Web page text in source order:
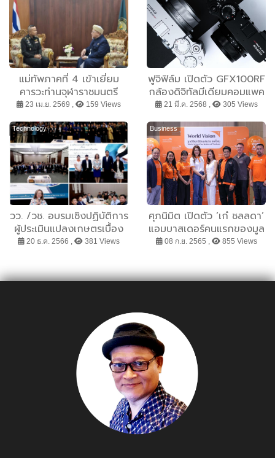
แม่ทัพภาคที่ 4 เข้าเยี่ยม
คารวะท่านจุฬาราชมนตรี
พร้อมหารือแนวทางความ
ร่วมมือสนับสนุนกิจกรรม
23 เม.ย. 2569 , 159 Views
ฟูจิฟิล์ม เปิดตัว GFX100RF
กล้องดิจิทัลมีเดียมคอมแพค
แบบเลนส์ฟิกซ์รุ่นแรกในซีรีส์
GFX ที่เล็กและเบาที่สุดเท่าที่
เคยมีมา มอบประสบการณ์
การใช้งานที่สนุก การถ่าย
ภาพที่เหนือชั้น และพกพา
ง่าย
21 มี.ค. 2568 , 305 Views
Technology
วว. /วช. อบรมเชิงปฏิบัติการ
ผู้ประเมินแปลงเกษตรเบื้อง
ต้น ยกระดับท้องถิ่นไทยให้
20 ธ.ค. 2566 , 381 Views
Business
ศุภนิมิต เปิดตัว ‘เก๋ ชลลดา’
แอมบาสเดอร์คนแรกของมูล
นิธิฯ
08 ก.ย. 2565 , 855 Views